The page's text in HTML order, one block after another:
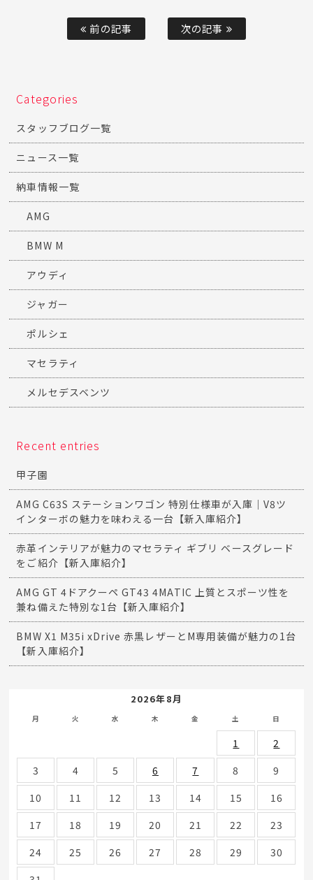
前の記事 次の記事
Categories
スタッフブログ一覧
ニュース一覧
納車情報一覧
AMG
BMW M
アウディ
ジャガー
ポルシェ
マセラティ
メルセデスベンツ
Recent entries
甲子園
AMG C63S ステーションワゴン 特別仕様車が入庫｜V8ツ
インターボの魅力を味わえる一台【新入庫紹介】
赤革インテリアが魅力のマセラティ ギブリ ベースグレード
をご紹介【新入庫紹介】
AMG GT 4ドアクーペ GT43 4MATIC 上質とスポーツ性を
兼ね備えた特別な1台【新入庫紹介】
BMW X1 M35i xDrive 赤黒レザーとM専用装備が魅力の1台
【新入庫紹介】
2026年8月
月 火 水 木 金 土 日
1
2
3
4 5 6 7 8
9
10
11 12 13 14 15
16
17
18 19 20 21 22
23
24
25 26 27 28 29
30